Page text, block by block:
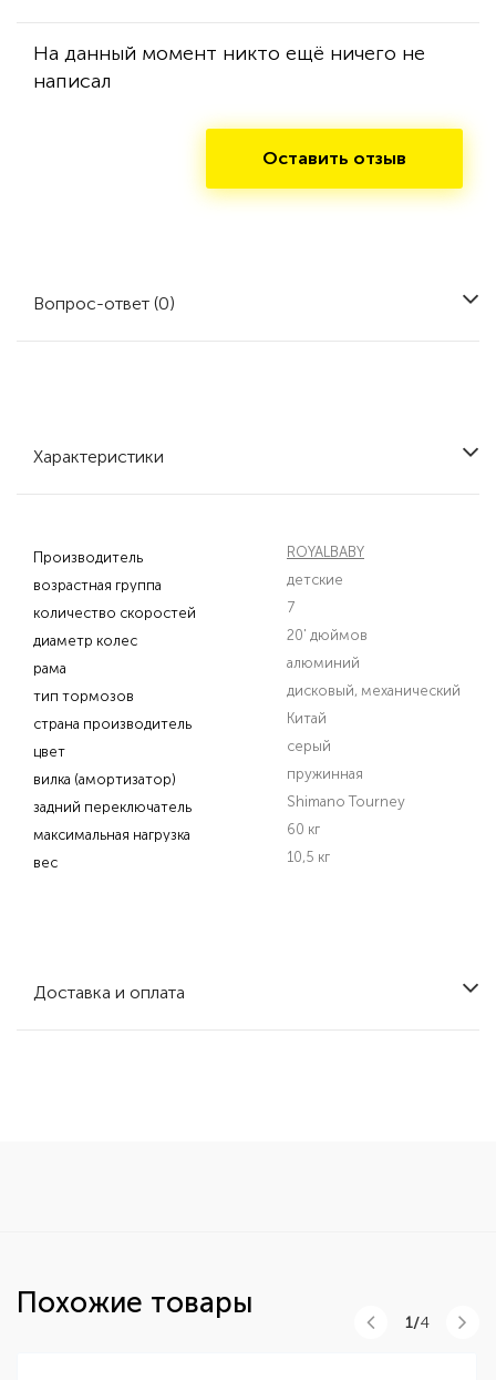
На данный момент никто ещё ничего не
написал
Оставить отзыв
Вопрос-ответ (0)
Характеристики
Производитель
ROYALBABY
возрастная группа
детские
количество скоростей
7
диаметр колес
20' дюймов
рама
алюминий
тип тормозов
дисковый, механический
страна производитель
Китай
цвет
серый
вилка (амортизатор)
пружинная
задний переключатель
Shimano Tourney
максимальная нагрузка
60 кг
вес
10,5 кг
Доставка и оплата
Похожие товары
1/4